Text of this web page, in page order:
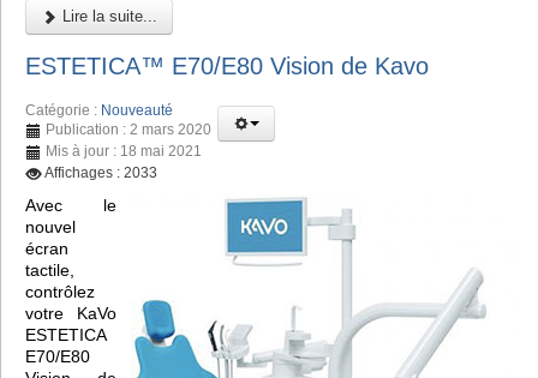
Lire la suite...
ESTETICA™️ E70/E80 Vision de Kavo
Catégorie : Nouveauté
Publication : 2 mars 2020
Mis à jour : 18 mai 2021
Affichages : 2033
Avec le
nouvel
écran
tactile,
contrôlez
votre KaVo
ESTETICA
E70/E80